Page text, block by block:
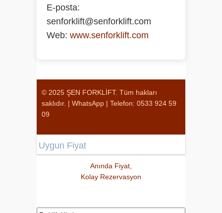
E-posta:
senforklift@senforklift.com
Web: www.senforklift.com
© 2025 ŞEN FORKLİFT. Tüm hakları
saklıdır. | WhatsApp | Telefon: 0533 924 59
09
Uygun Fiyat
Anında Fiyat,
Kolay Rezervasyon